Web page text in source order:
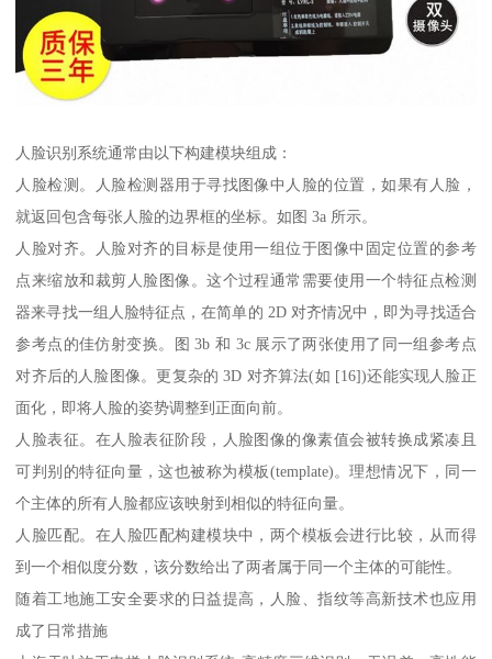
人脸识别系统通常由以下构建模块组成：
人脸检测。人脸检测器用于寻找图像中人脸的位置，如果有人脸，
就返回包含每张人脸的边界框的坐标。如图 3a 所示。
人脸对齐。人脸对齐的目标是使用一组位于图像中固定位置的参考
点来缩放和裁剪人脸图像。这个过程通常需要使用一个特征点检测
器来寻找一组人脸特征点，在简单的 2D 对齐情况中，即为寻找适合
参考点的佳仿射变换。图 3b 和 3c 展示了两张使用了同一组参考点
对齐后的人脸图像。更复杂的 3D 对齐算法(如 [16])还能实现人脸正
面化，即将人脸的姿势调整到正面向前。
人脸表征。在人脸表征阶段，人脸图像的像素值会被转换成紧凑且
可判别的特征向量，这也被称为模板(template)。理想情况下，同一
个主体的所有人脸都应该映射到相似的特征向量。
人脸匹配。在人脸匹配构建模块中，两个模板会进行比较，从而得
到一个相似度分数，该分数给出了两者属于同一个主体的可能性。
随着工地施工安全要求的日益提高，人脸、指纹等高新技术也应用
成了日常措施